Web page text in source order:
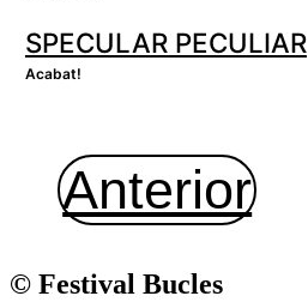
SPECULAR PECULIAR
Acabat!
Anterior
© Festival Bucles